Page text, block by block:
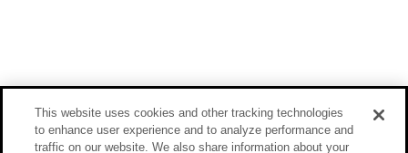
This website uses cookies and other tracking technologies
to enhance user experience and to analyze performance and
traffic on our website. We also share information about your